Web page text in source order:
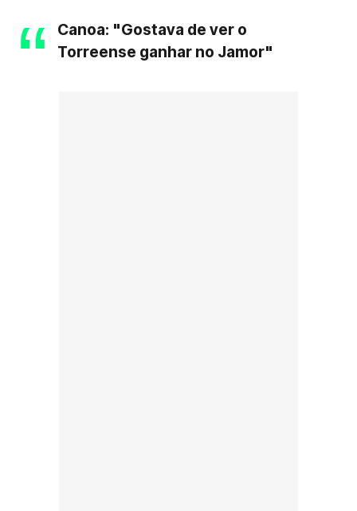
Canoa: "Gostava de ver o
Torreense ganhar no Jamor"